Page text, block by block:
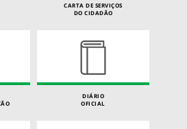
CARTA DE SERVIÇOS
DO CIDADÃO
DIÁRIO
OFICIAL